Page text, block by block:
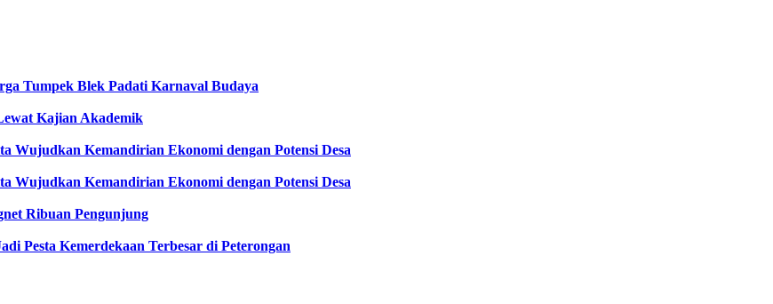
Tumpek Blek Padati Karnaval Budaya
Kajian Akademik
Kemandirian Ekonomi dengan Potensi Desa
Kemandirian Ekonomi dengan Potensi Desa
Ribuan Pengunjung
Pesta Kemerdekaan Terbesar di Peterongan